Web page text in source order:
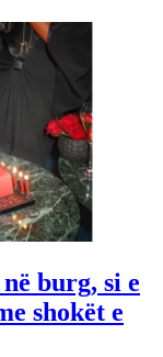
burg, si e
shokët e